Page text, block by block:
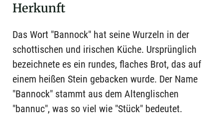
Herkunft
Das Wort "Bannock" hat seine Wurzeln in der
schottischen und irischen Küche. Ursprünglich
bezeichnete es ein rundes, flaches Brot, das auf
einem heißen Stein gebacken wurde. Der Name
"Bannock" stammt aus dem Altenglischen
"bannuc", was so viel wie "Stück" bedeutet.